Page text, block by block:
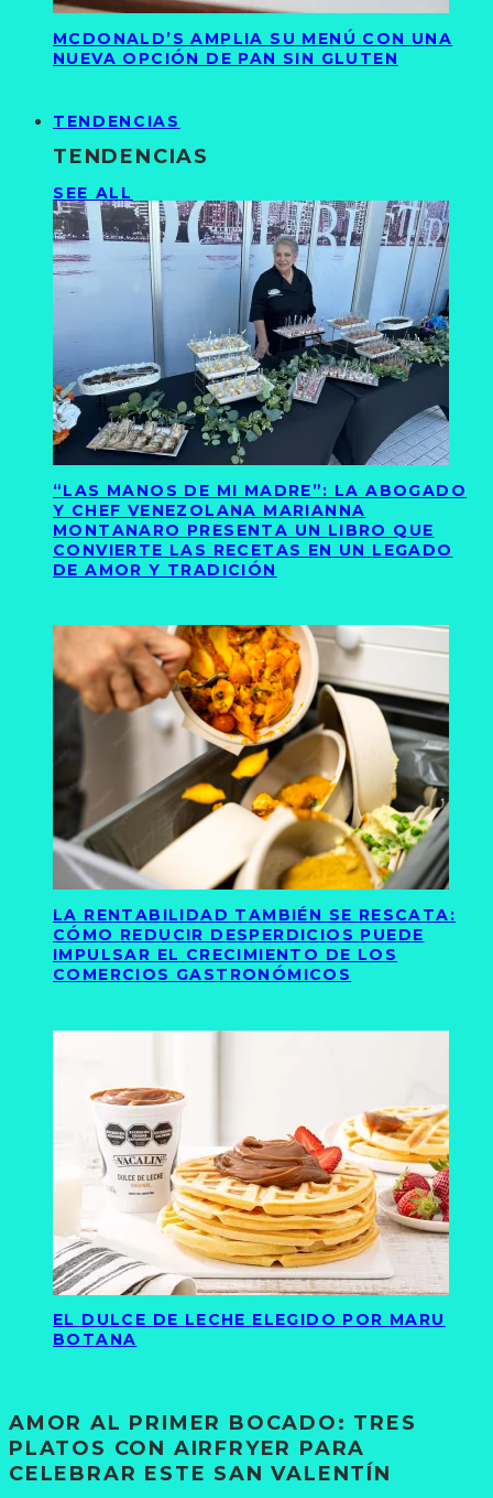
MCDONALD’S AMPLIA SU MENÚ CON UNA
NUEVA OPCIÓN DE PAN SIN GLUTEN
TENDENCIAS
TENDENCIAS
SEE ALL
“LAS MANOS DE MI MADRE”: LA ABOGADO
Y CHEF VENEZOLANA MARIANNA
MONTANARO PRESENTA UN LIBRO QUE
CONVIERTE LAS RECETAS EN UN LEGADO
DE AMOR Y TRADICIÓN
LA RENTABILIDAD TAMBIÉN SE RESCATA:
CÓMO REDUCIR DESPERDICIOS PUEDE
IMPULSAR EL CRECIMIENTO DE LOS
COMERCIOS GASTRONÓMICOS
EL DULCE DE LECHE ELEGIDO POR MARU
BOTANA
AMOR AL PRIMER BOCADO: TRES
PLATOS CON AIRFRYER PARA
CELEBRAR ESTE SAN VALENTÍN